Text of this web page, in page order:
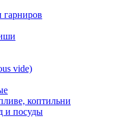
гарниров
vide)
коптильни
и посуды